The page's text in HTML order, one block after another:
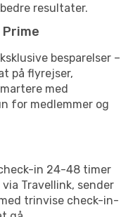
resultater.
besparelser –
på flyrejser,
med
for medlemmer og
in 24-48 timer
Travellink, sender
trinvise check-in-